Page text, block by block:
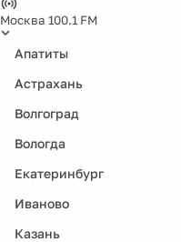
Москва 100.1 FM
Апатиты
Астрахань
Волгоград
Вологда
Екатеринбург
Иваново
Казань